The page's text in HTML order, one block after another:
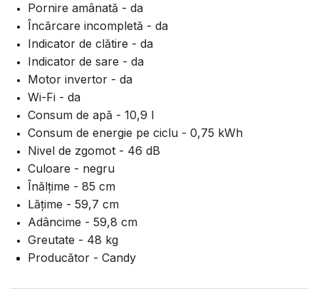
Pornire amânată - da
Încărcare incompletă - da
Indicator de clătire - da
Indicator de sare - da
Motor invertor - da
Wi-Fi - da
Consum de apă - 10,9 l
Consum de energie pe ciclu - 0,75 kWh
Nivel de zgomot - 46 dB
Culoare - negru
Înălțime - 85 cm
Lățime - 59,7 cm
Adâncime - 59,8 cm
Greutate - 48 kg
Producător - Candy